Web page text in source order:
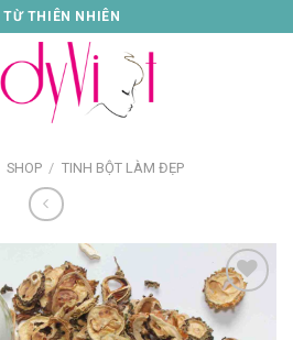
TỪ THIÊN NHIÊN
SHOP / TINH BỘT LÀM ĐẸP